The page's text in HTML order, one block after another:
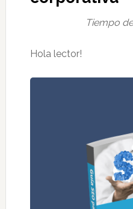
Tiempo
Hola lector!